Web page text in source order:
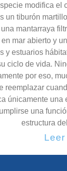
modifica el
un tiburón
mantarraya
mar abierto y
y estuarios
ciclo de vida.
por eso,
reemplazar
únicamente una
una
estructura